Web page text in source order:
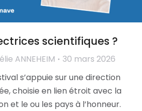
scientifiques ?
ANNEHEIM
30 mars 2026
s’appuie sur une direction
choisie en lien étroit avec la
et le ou les pays à l’honneur.